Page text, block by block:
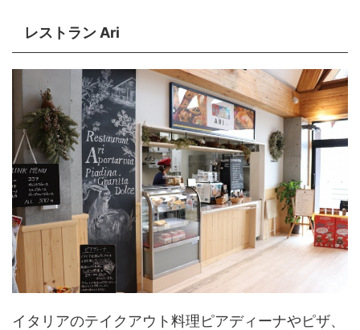
レストラン Ari
イタリアのテイクアウト料理ピアディーナやピザ、